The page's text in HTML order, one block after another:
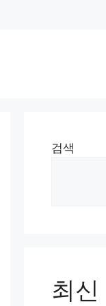
검색
최신